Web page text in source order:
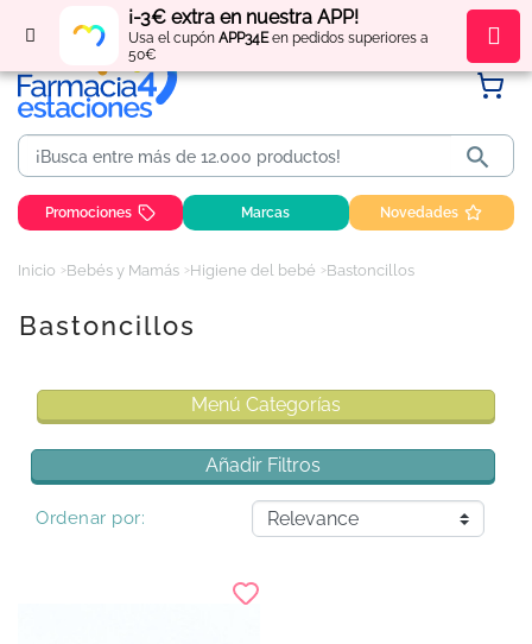
¡-3€ extra en nuestra APP!
Usa el cupón APP34Een pedidos superiores a
50€
Regístratey obténpuntos por tus compras

Promociones Marcas Novedades
Inicio Bebés y Mamás Higiene del bebé Bastoncillos
Bastoncillos
Menú Categorías
Añadir Filtros
Ordenar por: